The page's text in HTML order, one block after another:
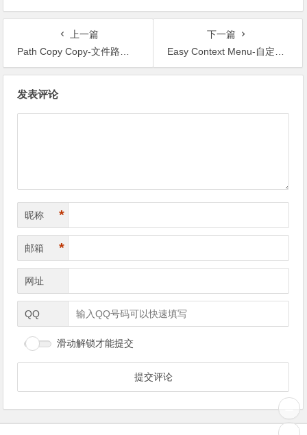
上一篇
Path Copy Copy-文件路径复制全能助手
下一篇
Easy Context Menu-自定义右键菜单的实用小工具
发表评论
昵称 *
邮箱 *
网址
QQ
滑动解锁才能提交